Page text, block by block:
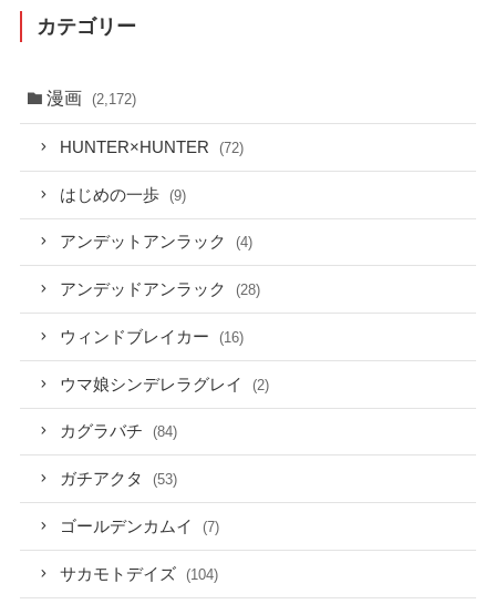
カテゴリー
漫画 (2,172)
HUNTER×HUNTER (72)
はじめの一歩 (9)
アンデットアンラック (4)
アンデッドアンラック (28)
ウィンドブレイカー (16)
ウマ娘シンデレラグレイ (2)
カグラバチ (84)
ガチアクタ (53)
ゴールデンカムイ (7)
サカモトデイズ (104)